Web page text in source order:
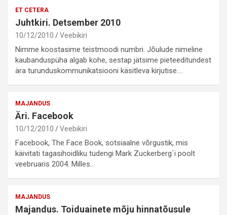
ET CETERA
Juhtkiri. Detsember 2010
10/12/2010 Veebikiri
Nimme koostasime teistmoodi numbri. Jõulude nimeline
kaubanduspüha algab kohe, sestap jätsime pieteeditundest
ära turunduskommunikatsiooni käsitleva kirjutise.…
MAJANDUS
Äri. Facebook
10/12/2010 Veebikiri
Facebook, The Face Book, sotsiaalne võrgustik, mis
käivitati tagasihoidliku tudengi Mark Zuckerberg`i poolt
veebruaris 2004. Milles…
MAJANDUS
Majandus. Toiduainete mõju hinnatõusule